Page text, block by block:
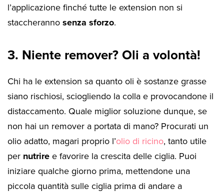
l’applicazione finché tutte le extension non si
staccherannosenza sforzo.
3. Niente remover? Oli a volontà!
Chi ha le extension sa quanto oli è sostanze grasse
siano rischiosi, sciogliendo la colla e provocandone il
distaccamento. Quale miglior soluzione dunque, se
non hai un remover a portata di mano? Procurati un
olio adatto, magari proprio l’olio di ricino, tanto utile
per nutriree favorire la crescita delle ciglia. Puoi
iniziare qualche giorno prima, mettendone una
piccola quantità sulle ciglia prima di andare a